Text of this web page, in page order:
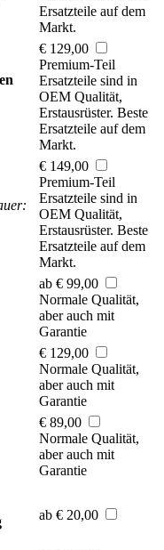
Ersatzteile auf dem
Markt.
€ 129,00
Premium-Teil
Ersatzteile sind in
OEM Qualität,
Erstausrüster. Beste
Ersatzteile auf dem
Markt.
€ 149,00
Premium-Teil
Ersatzteile sind in
OEM Qualität,
Erstausrüster. Beste
Ersatzteile auf dem
Markt.
ab € 99,00
Normale Qualität,
aber auch mit
Garantie
€ 129,00
Normale Qualität,
aber auch mit
Garantie
€ 89,00
Normale Qualität,
aber auch mit
Garantie
ab € 20,00